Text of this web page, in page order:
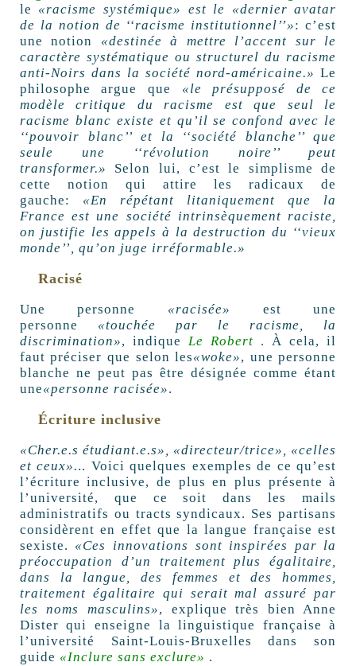
le «racisme systémique» est le «dernier avatar
de la notion de ‘‘racisme institutionnel’’»: c’est
une notion «destinée à mettre l’accent sur le
caractère systématique ou structurel du racisme
anti-Noirs dans la société nord-américaine.» Le
philosophe argue que
«le présupposé de ce
modèle critique du racisme est que seul le
racisme blanc existe et qu’il se confond avec le
‘‘pouvoir blanc’’ et la ‘‘société blanche’’ que
seule une ‘‘révolution noire’’ peut
transformer.» Selon lui, c’est le simplisme de
cette notion qui attire les radicaux de
gauche: «En répétant litaniquement que la
France est une société intrinsèquement raciste,
on justifie les appels à la destruction du ‘‘vieux
monde’’, qu’on juge irréformable.»
Racisé
Une personne «racisée»
est une
personne «touchée par le racisme, la
discrimination», indique Le Robert . À cela, il
faut préciser que selon les«woke», une personne
blanche ne peut pas être désignée comme étant
une«personne racisée».
Écriture inclusive
«Cher.e.s étudiant.e.s», «directeur/trice», «celles
et ceux»... Voici quelques exemples de ce qu’est
l’écriture inclusive, de plus en plus présente à
l’université, que ce soit dans les mails
administratifs ou tracts syndicaux. Ses partisans
considèrent en effet que la langue française est
sexiste. «Ces innovations sont inspirées par la
préoccupation d’un traitement plus égalitaire,
dans la langue, des femmes et des hommes,
traitement égalitaire qui serait mal assuré par
les noms masculins», explique très bien Anne
Dister qui enseigne la linguistique française à
l’université Saint-Louis-Bruxelles dans son
guide «Inclure sans exclure» .